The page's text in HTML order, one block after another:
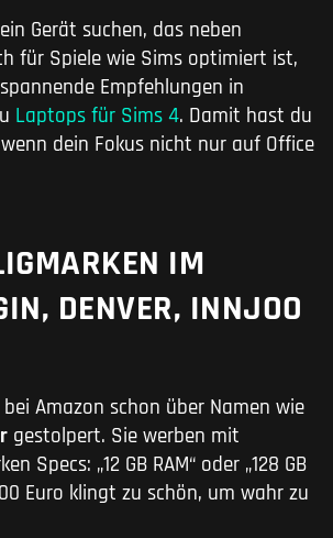
Gerät suchen, das neben
für Spiele wie Sims optimiert ist,
Empfehlungen in
Laptops für Sims 4. Damit hast du
dein Fokus nicht nur auf Office
IM
DENVER, INNJOO
Amazon schon über Namen wie
gestolpert. Sie werben mit
Specs: „12 GB RAM“ oder „128 GB
Euro klingt zu schön, um wahr zu